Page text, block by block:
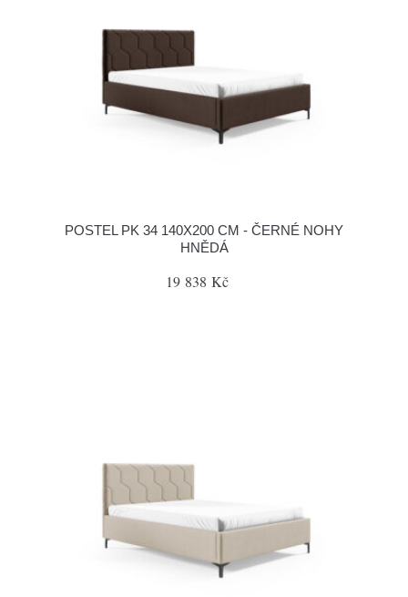
POSTEL PK 34 140X200 CM - ČERNÉ NOHY
HNĚDÁ
19 838 Kč